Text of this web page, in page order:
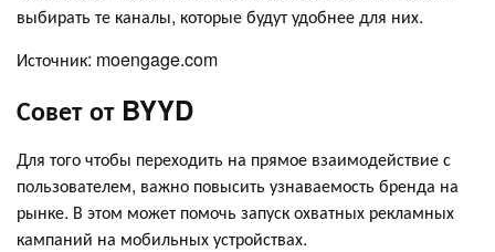
выбирать те каналы, которые будут удобнее для них.
Источник: moengage.com
Совет от BYYD
Для того чтобы переходить на прямое взаимодействие с
пользователем, важно повысить узнаваемость бренда на
рынке. В этом может помочь запуск охватных рекламных
кампаний на мобильных устройствах.